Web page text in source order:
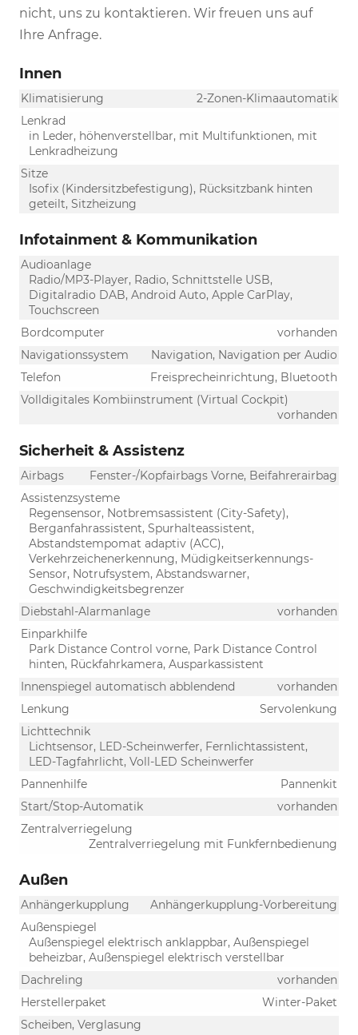
nicht, uns zu kontaktieren. Wir freuen uns auf
Ihre Anfrage.
Innen
Klimatisierung
2-Zonen-Klimaautomatik
Lenkrad
in Leder, höhenverstellbar, mit Multifunktionen, mit
Lenkradheizung
Sitze
Isofix (Kindersitzbefestigung), Rücksitzbank hinten
geteilt, Sitzheizung
Infotainment & Kommunikation
Audioanlage
Radio/MP3-Player, Radio, Schnittstelle USB,
Digitalradio DAB, Android Auto, Apple CarPlay,
Touchscreen
Bordcomputer
vorhanden
Navigationssystem
Navigation, Navigation per Audio
Telefon
Freisprecheinrichtung, Bluetooth
Volldigitales Kombiinstrument (Virtual Cockpit)
vorhanden
Sicherheit & Assistenz
Airbags
Fenster-/Kopfairbags Vorne, Beifahrerairbag
Assistenzsysteme
Regensensor, Notbremsassistent (City-Safety),
Berganfahrassistent, Spurhalteassistent,
Abstandstempomat adaptiv (ACC),
Verkehrzeichenerkennung, Müdigkeitserkennungs-
Sensor, Notrufsystem, Abstandswarner,
Geschwindigkeitsbegrenzer
Diebstahl-Alarmanlage
vorhanden
Einparkhilfe
Park Distance Control vorne, Park Distance Control
hinten, Rückfahrkamera, Ausparkassistent
Innenspiegel automatisch abblendend
vorhanden
Lenkung
Servolenkung
Lichttechnik
Lichtsensor, LED-Scheinwerfer, Fernlichtassistent,
LED-Tagfahrlicht, Voll-LED Scheinwerfer
Pannenhilfe
Pannenkit
Start/Stop-Automatik
vorhanden
Zentralverriegelung
Zentralverriegelung mit Funkfernbedienung
Außen
Anhängerkupplung
Anhängerkupplung-Vorbereitung
Außenspiegel
Außenspiegel elektrisch anklappbar, Außenspiegel
beheizbar, Außenspiegel elektrisch verstellbar
Dachreling
vorhanden
Herstellerpaket
Winter-Paket
Scheiben, Verglasung